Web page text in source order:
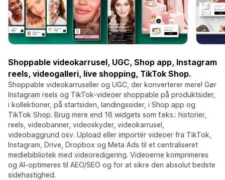
Shoppable videokarrusel, UGC, Shop app, Instagram
reels, videogalleri, live shopping, TikTok Shop.
Shoppable videokarruseller og UGC, der konverterer mere! Gør
Instagram reels og TikTok-videoer shoppable på produktsider,
i kollektioner, på startsiden, landingssider, i Shop app og
TikTok Shop. Brug mere end 16 widgets som f.eks.: historier,
reels, videobanner, videoskyder, videokarrusel,
videobaggrund osv. Upload eller importér videoer fra TikTok,
Instagram, Drive, Dropbox og Meta Ads til et centraliseret
mediebibliotek med videoredigering. Videoerne komprimeres
og AI-optimeres til AEO/SEO og for at sikre den absolut bedste
sidehastighed.